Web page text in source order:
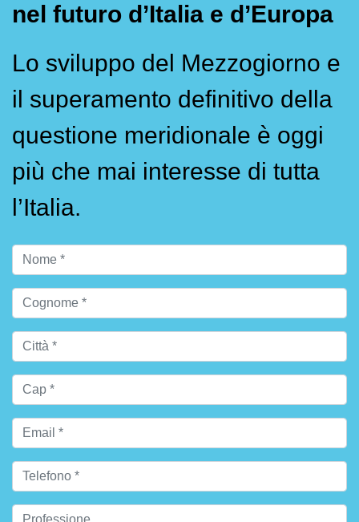
nel futuro d’Italia e d’Europa
Lo sviluppo del Mezzogiorno e
il superamento definitivo della
questione meridionale è oggi
più che mai interesse di tutta
l’Italia.